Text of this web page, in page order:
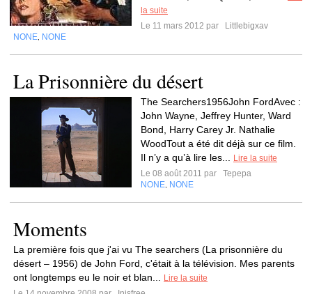
la suite
Le 11 mars 2012 par
Littlebigxav
NONE NONE
La Prisonnière du désert
The Searchers1956John FordAvec :
John Wayne, Jeffrey Hunter, Ward
Bond, Harry Carey Jr. Nathalie
WoodTout a été dit déjà sur ce film.
Il n’y a qu’à lire les...
Lire la suite
Le 08 août 2011 par
Tepepa
NONE NONE
Moments
La première fois que j'ai vu The searchers (La prisonnière du
désert – 1956) de John Ford, c'était à la télévision. Mes parents
ont longtemps eu le noir et blan...
Lire la suite